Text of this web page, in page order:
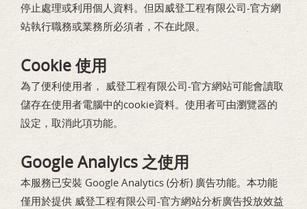
停止處理或利用個人資料。但因威登工程有限公司-官方網
站執行職務或業務所必須者，不在此限。
Cookie 使用
為了便利使用者， 威登工程有限公司-官方網站可能會讀取
儲存在使用者電腦中的cookie資料。使用者可由瀏覽器的
設定，取消此項功能。
Google Analyics 之使用
本服務已安裝 Google Analytics (分析) 廣告功能。本功能
僅用於提供 威登工程有限公司-官方網站分析廣告投放效益